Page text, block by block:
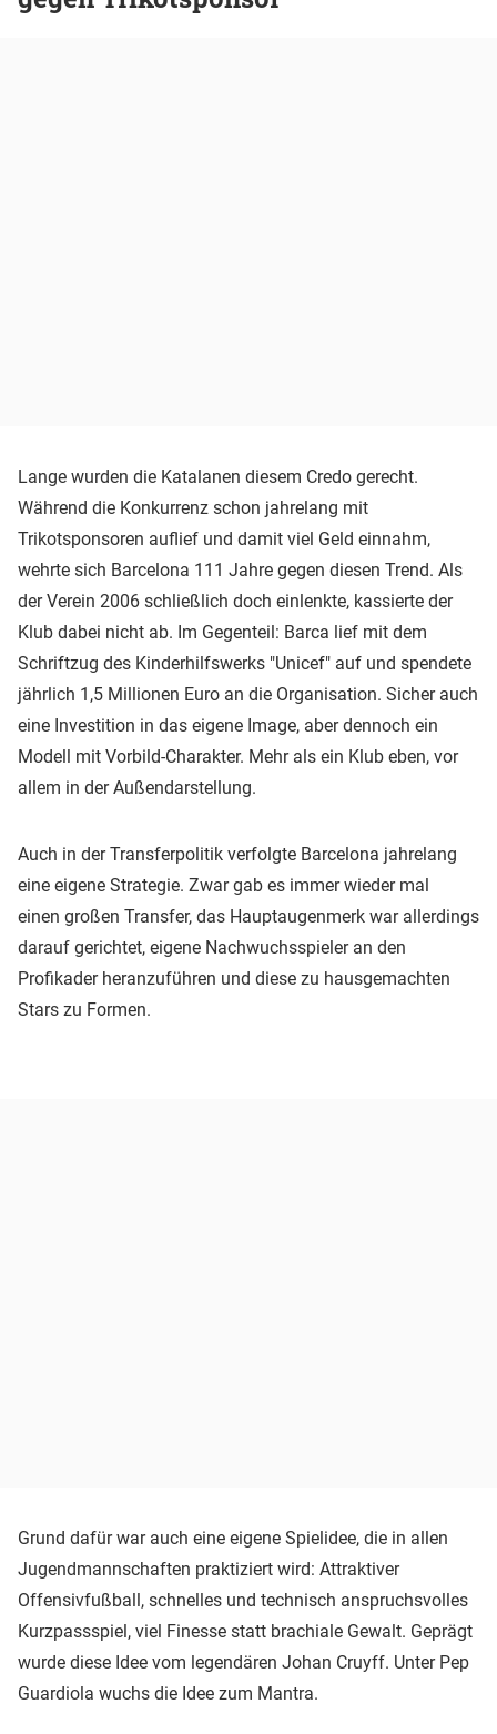
Lange wurden die Katalanen diesem Credo gerecht.
Während die Konkurrenz schon jahrelang mit
Trikotsponsoren auflief und damit viel Geld einnahm,
wehrte sich Barcelona 111 Jahre gegen diesen Trend. Als
der Verein 2006 schließlich doch einlenkte, kassierte der
Klub dabei nicht ab. Im Gegenteil: Barca lief mit dem
Schriftzug des Kinderhilfswerks "Unicef" auf und spendete
jährlich 1,5 Millionen Euro an die Organisation. Sicher auch
eine Investition in das eigene Image, aber dennoch ein
Modell mit Vorbild-Charakter. Mehr als ein Klub eben, vor
allem in der Außendarstellung.
Auch in der Transferpolitik verfolgte Barcelona jahrelang
eine eigene Strategie. Zwar gab es immer wieder mal
einen großen Transfer, das Hauptaugenmerk war allerdings
darauf gerichtet, eigene Nachwuchsspieler an den
Profikader heranzuführen und diese zu hausgemachten
Stars zu Formen.
Grund dafür war auch eine eigene Spielidee, die in allen
Jugendmannschaften praktiziert wird: Attraktiver
Offensivfußball, schnelles und technisch anspruchsvolles
Kurzpassspiel, viel Finesse statt brachiale Gewalt. Geprägt
wurde diese Idee vom legendären Johan Cruyff. Unter Pep
Guardiola wuchs die Idee zum Mantra.